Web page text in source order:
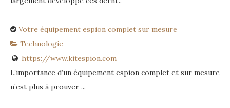
Votre équipement espion complet sur mesure
Technologie
https://www.kitespion.com
L’importance d’un équipement espion complet et sur mesure
n’est plus à prouver ...